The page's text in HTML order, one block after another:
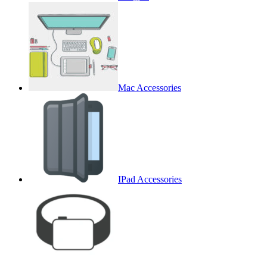
Mac Accessories
IPad Accessories